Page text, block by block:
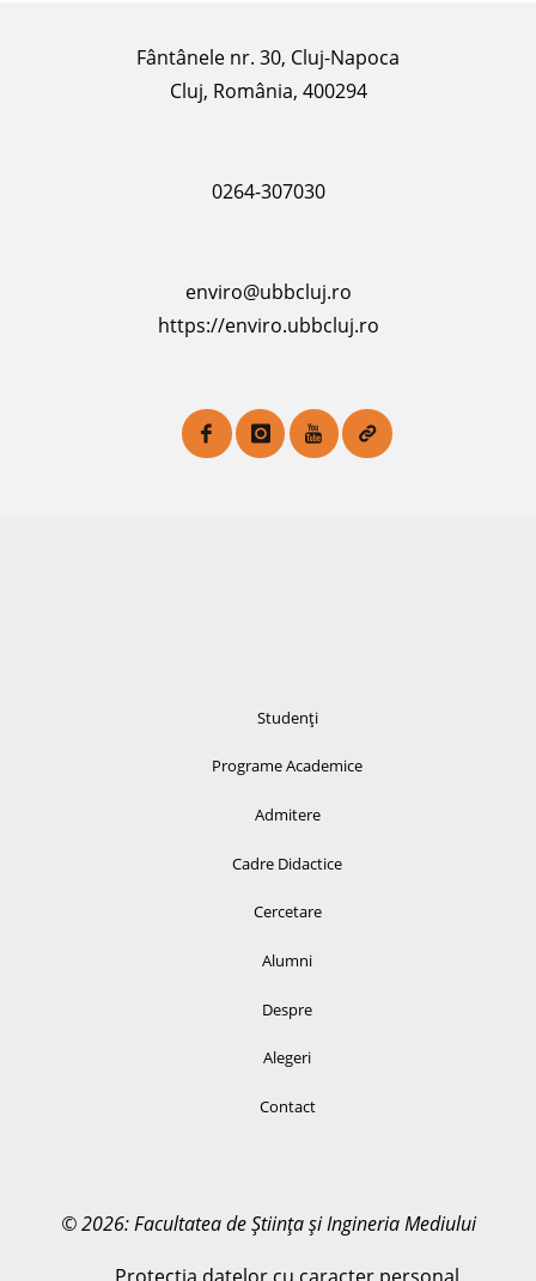
Fântânele nr. 30, Cluj-Napoca
Cluj, România, 400294
0264-307030
enviro@ubbcluj.ro
https://enviro.ubbcluj.ro
Studenți
Programe Academice
Admitere
Cadre Didactice
Cercetare
Alumni
Despre
Alegeri
Contact
© 2026: Facultatea de Știința și Ingineria Mediului
Protecția datelor cu caracter personal